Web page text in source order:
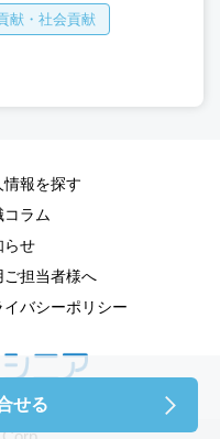
せる
献・社会貢献
情報を探す
コラム
らせ
ご担当者様へ
イバシーポリシー